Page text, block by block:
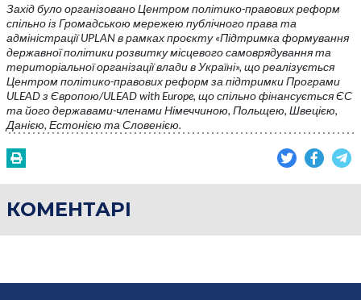
Захід було організовано Центром політико-правових реформ
спільно із Громадською мережею публічного права та
адміністрації UPLAN в рамках проєкту «Підтримка формування
державної політики розвитку місцевого самоврядування та
територіальної організації влади в Україні», що реалізується
Центром політико-правових реформ за підтримки Програми
ULEAD з Європою/ULEAD with Europe, що спільно фінансується ЄС
та його державами-членами Німеччиною, Польщею, Швецією,
Данією, Естонією та Словенією.
КОМЕНТАРІ